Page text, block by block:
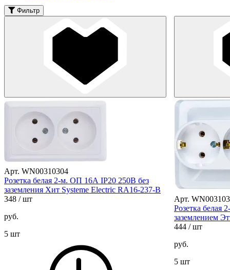
Фильтр
Арт. WN00310304
Розетка белая 2-м. ОП 16А IP20 250В без
заземления Хит Systeme Electric RA16-237-B
348 / шт
руб.
5 шт
Арт.
Розетка белая
заземлением
444 / шт
руб.
5 шт